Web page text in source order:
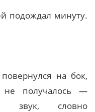
подождал минуту.
на бок,
не получалось —
звук, словно